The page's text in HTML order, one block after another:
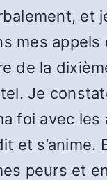
et
mes appels
de la
Je
foi avec les
et s’anime.
peurs et